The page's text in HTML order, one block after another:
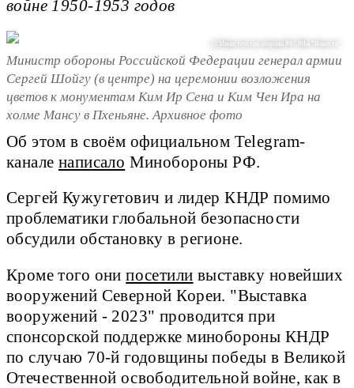
войне 1950-1953 годов
@ Министерство обороны РФ / РИА "Новости"
Министр обороны Российской Федерации генерал армии
Сергей Шойгу (в центре) на церемонии возложения
цветов к монументам Ким Ир Сена и Ким Чен Ира на
холме Мансу в Пхеньяне. Архивное фото
Об этом в своём официальном Telegram-
канале написало Минобороны РФ.
Сергей Кужугетович и лидер КНДР помимо
проблематики глобальной безопасности
обсудили обстановку в регионе.
Кроме того онипосетили выставку новейших
вооружений Северной Кореи. "Выставка
вооружений - 2023" проводится при
спонсорской поддержке минобороны КНДР
по случаю 70-й годовщины победы в Великой
Отечественной освободительной войне, как в